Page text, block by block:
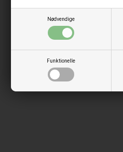
Nødvendige
Funktionelle